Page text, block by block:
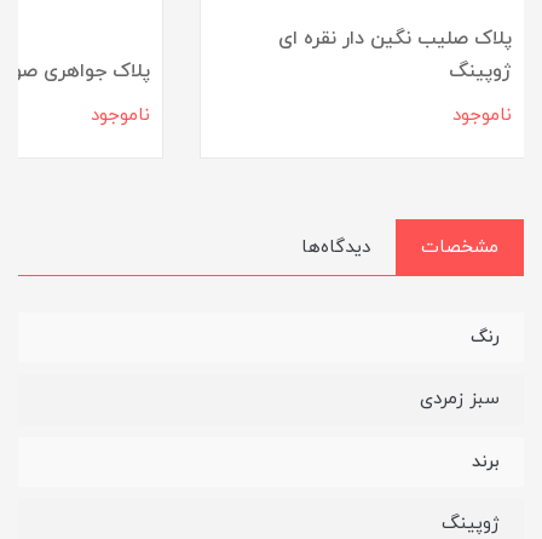
پلاک صلیب نگین دار نقره ای
ژوپینگ
ناموجود
پلاک جواهری
ناموجود
مشخصات دیدگاه‌ها
رنگ
سبز زمردی
برند
ژوپینگ